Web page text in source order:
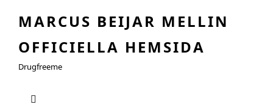
MARCUS BEIJAR MELLIN
OFFICIELLA HEMSIDA
Drugfreeme